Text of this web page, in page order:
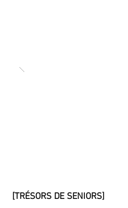
[TRÉSORS DE SENIORS]